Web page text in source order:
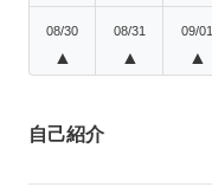
08/30
▲
08/31
▲
09/01
▲
自己紹介